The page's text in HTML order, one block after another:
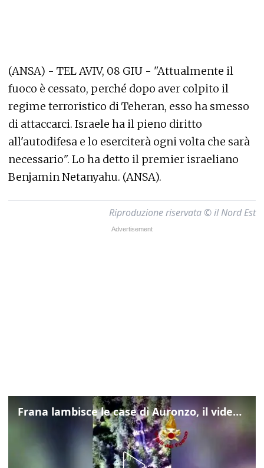
(ANSA) - TEL AVIV, 08 GIU - "Attualmente il
fuoco è cessato, perché dopo aver colpito il
regime terroristico di Teheran, esso ha smesso
di attaccarci. Israele ha il pieno diritto
all'autodifesa e lo eserciterà ogni volta che sarà
necessario". Lo ha detto il premier israeliano
Benjamin Netanyahu. (ANSA).
Riproduzione riservata © il Nord Est
Frana lambisce le case di Auronzo, il video dall'elicottero dei vigili del fuoco